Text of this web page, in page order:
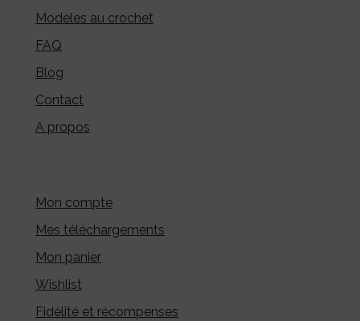
Modèles au crochet
FAQ
Blog
Contact
A propos
Mon compte
Mes téléchargements
Mon panier
Wishlist
Fidélité et récompenses